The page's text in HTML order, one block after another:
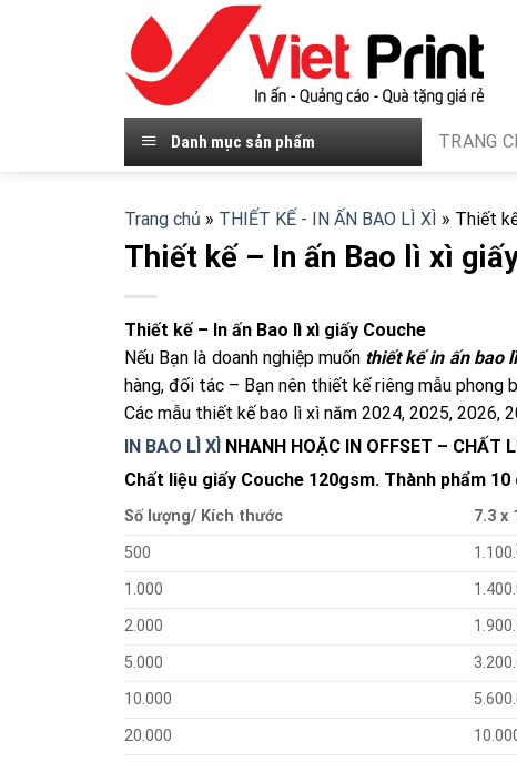
Danh mục sản phẩm TRANG
Trang chủ » THIẾT KẾ - IN ẤN BAO LÌ XÌ » Thiết
Thiết kế – In ấn Bao lì xì
Thiết kế – In ấn Bao lì xì giấy Couche
Nếu Bạn là doanh nghiệp muốn thiết kế in ấn bao
hàng, đối tác – Bạn nên thiết kế riêng mẫu phong
Các mẫu thiết kế bao lì xì năm 2024, 2025, 2026,
IN BAO LÌ XÌ NHANH HOẶC IN OFFSET – CHẤT
Chất liệu giấy Couche 120gsm. Thành phẩm
Số lượng/ Kích thước 7.3 x
500
1.000
2.000
5.000
10.000
20.000